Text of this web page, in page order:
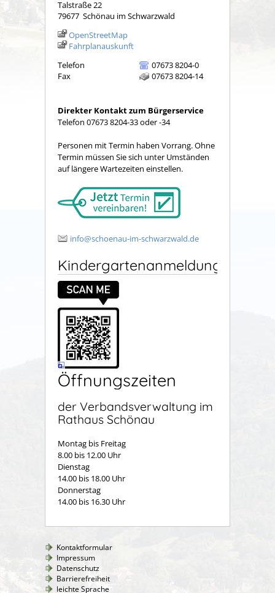
Talstraße 22
79677 Schönau im Schwarzwald
OpenStreetMap
Fahrplanauskunft
Telefon
07673 8204-0
Fax
07673 8204-14
Direkter Kontakt zum Bürgerservice
Telefon 07673 8204-33 oder -34
Personen mit Termin haben Vorrang. Ohne
Termin müssen Sie sich unter Umständen
auf längere Wartezeiten einstellen.
info@schoenau-im-schwarzwald.de
Kindergartenanmeldung
Öffnungszeiten
der Verbandsverwaltung im
Rathaus Schönau
Montag bis Freitag
8.00 bis 12.00 Uhr
Dienstag
14.00 bis 18.00 Uhr
Donnerstag
14.00 bis 16.30 Uhr
Kontaktformular
Impressum
Datenschutz
Barrierefreiheit
leichte Sprache